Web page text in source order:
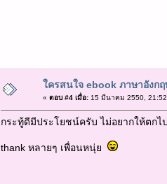
ใครสนใจ ebook ภาษาอังกฤ
« ตอบ #4 เมื่อ:15 มีนาคม 2550,
กระทู้ดีมีประโยชน์ครับ ไม่อยากให้ตกไ
thank หลายๆ เพื่อนหนุ่ย